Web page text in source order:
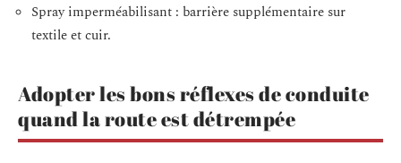
Spray imperméabilisant : barrière supplémentaire sur
textile et cuir.
Adopter les bons réflexes de conduite
quand la route est détrempée